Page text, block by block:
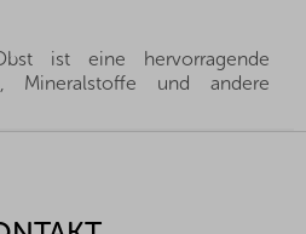
ist eine hervorragende
Mineralstoffe und andere
können. Sie sind eine